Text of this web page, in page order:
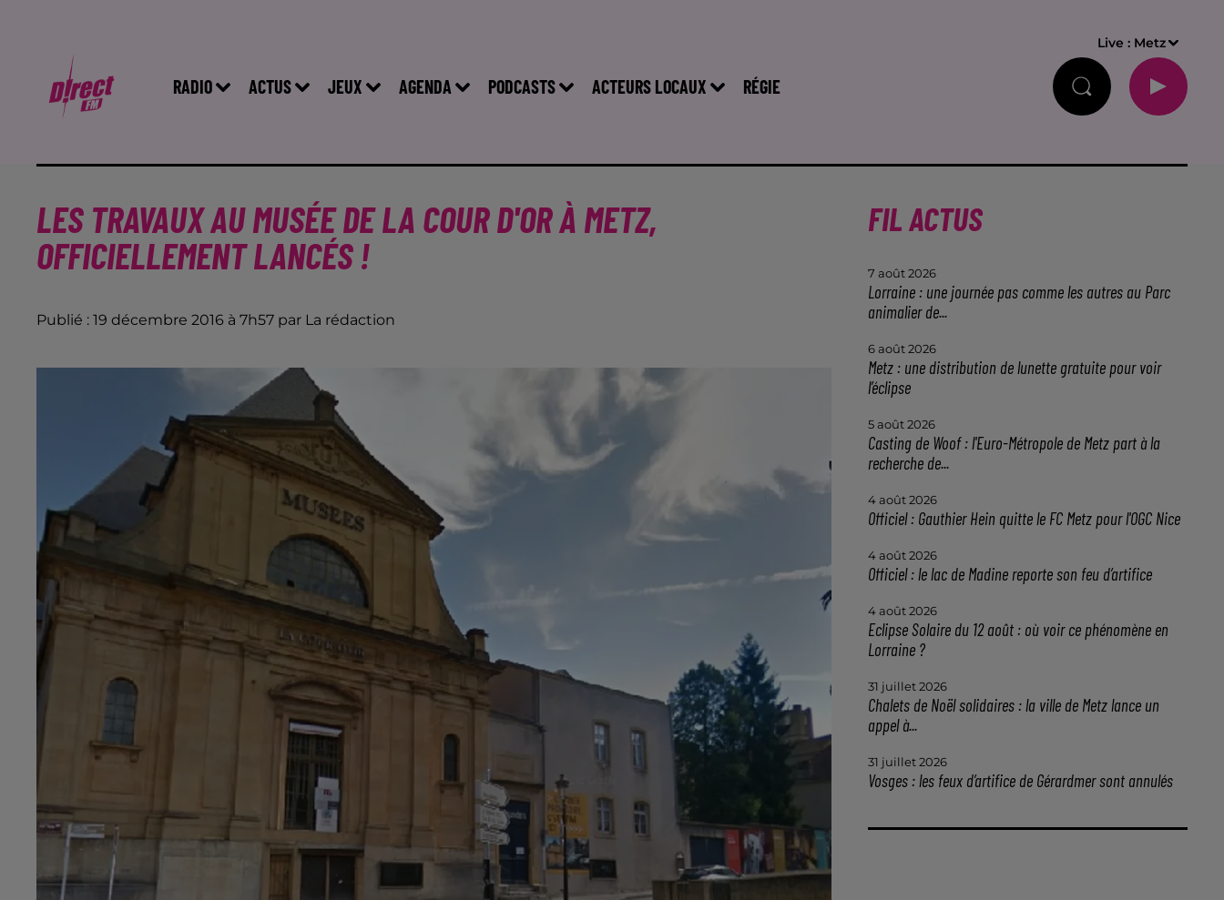
RADIO ACTUS JEUX AGENDA PODCASTS ACTEURS LOCAUX RÉGIE
Live : Metz
LES TRAVAUX AU MUSÉE DE LA COUR D'OR À METZ,
OFFICIELLEMENT LANCÉS !
Publié : 19 décembre 2016 à 7h57 par La rédaction
FIL ACTUS
7 août 2026
Lorraine : une journée pas comme les autres au Parc
animalier de...
6 août 2026
Metz : une distribution de lunette gratuite pour voir
l’éclipse
5 août 2026
Casting de Woof : l'Euro-Métropole de Metz part à la
recherche de...
4 août 2026
Officiel : Gauthier Hein quitte le FC Metz pour l'OGC Nice
4 août 2026
Officiel : le lac de Madine reporte son feu d’artifice
4 août 2026
Eclipse Solaire du 12 août : où voir ce phénomène en
Lorraine ?
31 juillet 2026
Chalets de Noël solidaires : la ville de Metz lance un
appel à...
31 juillet 2026
Vosges : les feux d’artifice de Gérardmer sont annulés